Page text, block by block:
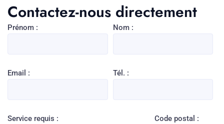
Contactez-nous directement
Prénom : Nom :
Email : Tél. :
Service requis : Code postal :